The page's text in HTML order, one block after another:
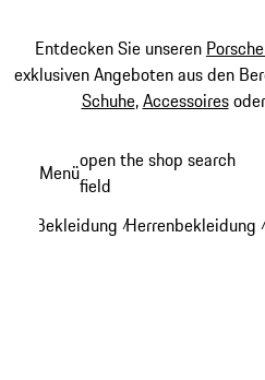
Entdecken Sie unseren
exklusiven Angeboten aus den
Schuhe,Accessoiresoder
Hauptinhalt
Menüopen the shop search
field
Bekleidung /Herrenbekleidung